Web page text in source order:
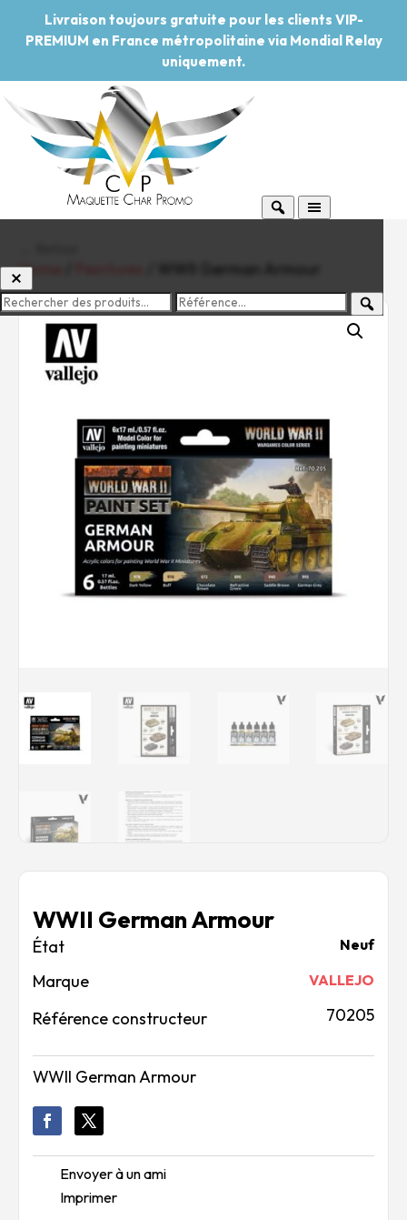
Livraison toujours gratuite pour les clients VIP-
PREMIUM en France métropolitaine via Mondial Relay
uniquement.
Pouvoir d'achat
Mon panier0
Connexion / Inscription
Carte cadeau
Maquette par marque
Home / WWII German Armour
WWII German Armour
Neuf
Marque VALLEJO
Référence constructeur 70205
WWII German Armour
Envoyer à un ami
Imprimer